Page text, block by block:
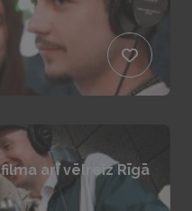
arī vēlreiz Rīgā